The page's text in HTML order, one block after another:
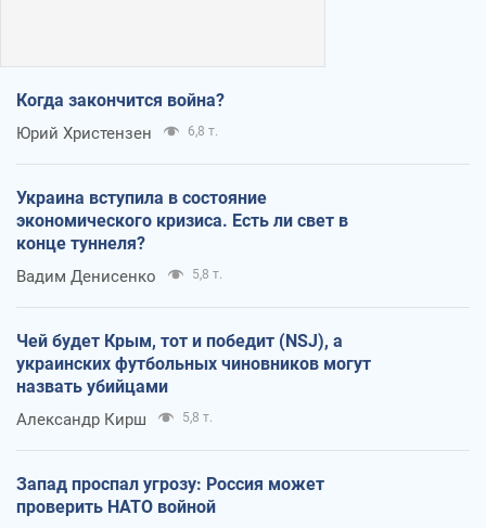
Когда закончится война?
Юрий Христензен 6,8 т.
Украина вступила в состояние
экономического кризиса. Есть ли свет в
конце туннеля?
Вадим Денисенко 5,8 т.
Чей будет Крым, тот и победит (NSJ), а
украинских футбольных чиновников могут
назвать убийцами
Александр Кирш 5,8 т.
Запад проспал угрозу: Россия может
проверить НАТО войной